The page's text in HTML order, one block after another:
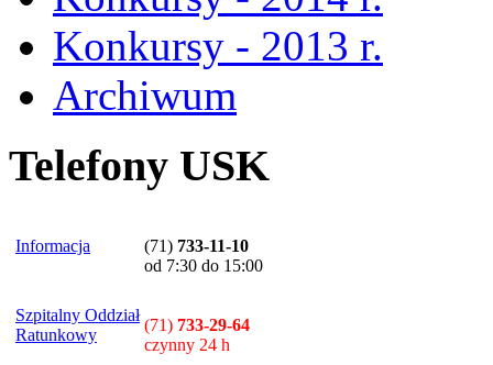
Konkursy - 2013 r.
Archiwum
Telefony USK
Informacja (71) 733-11-10
od 7:30 do 15:00
Szpitalny Oddział
Ratunkowy
(71) 733-29-64
czynny 24 h